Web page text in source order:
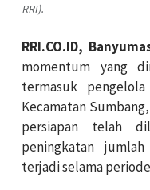
RRI).
RRI.CO.ID,
momentum yang
termasuk
Kecamatan
persiapan telah
peningkatan
terjadi selama